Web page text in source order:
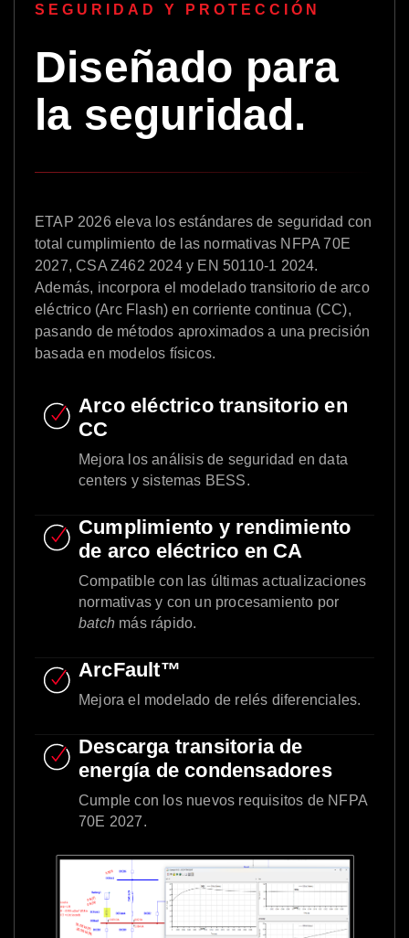
SEGURIDAD Y PROTECCIÓN
Diseñado para
la seguridad.
ETAP 2026 eleva los estándares de seguridad con
total cumplimiento de las normativas NFPA 70E
2027, CSA Z462 2024 y EN 50110-1 2024.
Además, incorpora el modelado transitorio de arco
eléctrico (Arc Flash) en corriente continua (CC),
pasando de métodos aproximados a una precisión
basada en modelos físicos.
Arco eléctrico transitorio en
CC
Mejora los análisis de seguridad en data
centers y sistemas BESS.
Cumplimiento y rendimiento
de arco eléctrico en CA
Compatible con las últimas actualizaciones
normativas y con un procesamiento por
batch más rápido.
ArcFault™
Mejora el modelado de relés diferenciales.
Descarga transitoria de
energía de condensadores
Cumple con los nuevos requisitos de NFPA
70E 2027.